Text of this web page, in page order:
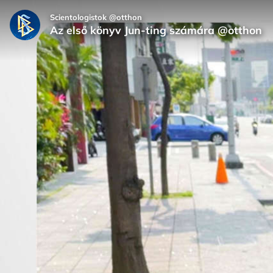
Scientologistok @otthon
Az első könyv Jun-ting számára @otthon